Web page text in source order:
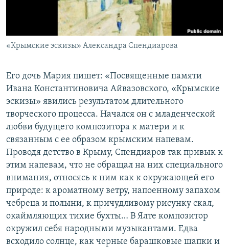
«Крымские эскизы» Александра Спендиарова
Его дочь Мария пишет: «Посвященные памяти
Ивана Константиновича Айвазовского, «Крымские
эскизы» явились результатом длительного
творческого процесса. Начался он с младенческой
любви будущего композитора к матери и к
связанным с ее образом крымским напевам.
Проводя детство в Крыму, Спендиаров так привык к
этим напевам, что не обращал на них специального
внимания, относясь к ним как к окружающей его
природе: к ароматному ветру, напоенному запахом
чебреца и полыни, к причудливому рисунку скал,
окаймляющих тихие бухты… В Ялте композитор
окружил себя народными музыкантами. Едва
всходило солнце, как черные барашковые шапки и